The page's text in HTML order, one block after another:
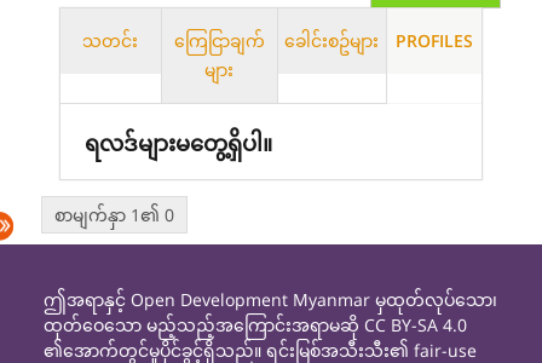
သတင်း
ကြေငြာချက်
များ
ခေါင်းစဥ်များ PROFILES
ရလဒ်များမတွေ့ရှိပါ။
စာမျက်နှာ 1၏ 0
ဤအရာနှင့် Open Development Myanmar မှထုတ်လုပ်သော၊
ထုတ်ဝေသော မည့်သည့်အကြောင်းအရာမဆို CC BY-SA 4.0
၏အောက်တွင်မူပိုင်ခွင့်ရှိသည်။ ရင်းမြစ်အသီးသီး၏ fair-use